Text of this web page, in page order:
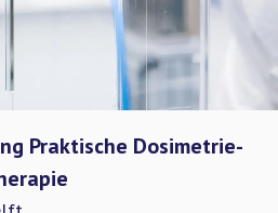
Praktische Dosimetrie-